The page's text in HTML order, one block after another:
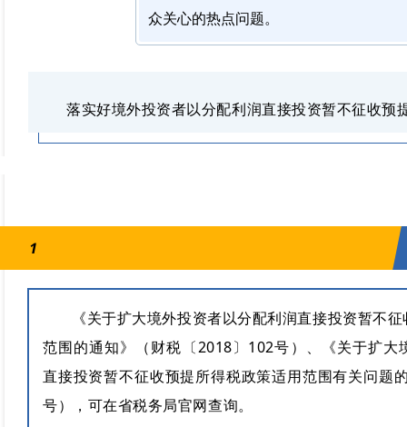
众关心的热点问题。
落实好境外投资者以分配利润直接投资暂不征收预
1
《关于扩大境外投资者以分配利润直接投资暂不
范围的通知》（财税〔2018〕102号）、《关于扩大
直接投资暂不征收预提所得税政策适用范围有关问题
号），可在省税务局官网查询。